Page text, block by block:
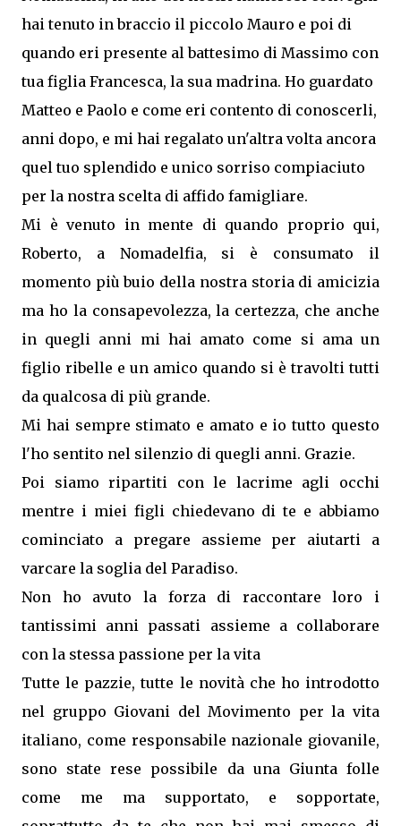
hai tenuto in braccio il piccolo Mauro e poi di
quando eri presente al battesimo di Massimo con
tua figlia Francesca, la sua madrina. Ho guardato
Matteo e Paolo e come eri contento di conoscerli,
anni dopo, e mi hai regalato un'altra volta ancora
quel tuo splendido e unico sorriso compiaciuto
per la nostra scelta di affido famigliare.
Mi è venuto in mente di quando proprio qui,
Roberto, a Nomadelfia, si è consumato il
momento più buio della nostra storia di amicizia
ma ho la consapevolezza, la certezza, che anche
in quegli anni mi hai amato come si ama un
figlio ribelle e un amico quando si è travolti tutti
da qualcosa di più grande.
Mi hai sempre stimato e amato e io tutto questo
l'ho sentito nel silenzio di quegli anni. Grazie.
Poi siamo ripartiti con le lacrime agli occhi
mentre i miei figli chiedevano di te e abbiamo
cominciato a pregare assieme per aiutarti a
varcare la soglia del Paradiso.
Non ho avuto la forza di raccontare loro i
tantissimi anni passati assieme a collaborare
con la stessa passione per la vita
Tutte le pazzie, tutte le novità che ho introdotto
nel gruppo Giovani del Movimento per la vita
italiano, come responsabile nazionale giovanile,
sono state rese possibile da una Giunta folle
come me ma supportato, e sopportate,